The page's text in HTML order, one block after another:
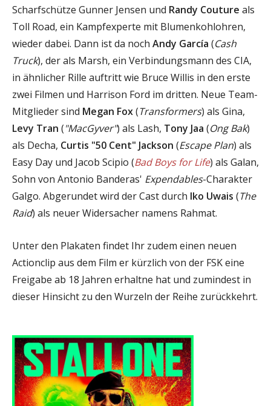
Scharfschütze Gunner Jensen und Randy Couture als
Toll Road, ein Kampfexperte mit Blumenkohlohren,
wieder dabei. Dann ist da noch Andy García (Cash
Truck), der als Marsh, ein Verbindungsmann des CIA,
in ähnlicher Rille auftritt wie Bruce Willis in den erste
zwei Filmen und Harrison Ford im dritten. Neue Team-
Mitglieder sind Megan Fox(Transformers) als Gina,
Levy Tran ("MacGyver") als Lash, Tony Jaa (Ong Bak)
als Decha, Curtis "50 Cent" Jackson (Escape Plan) als
Easy Day und Jacob Scipio (Bad Boys for Life) als Galan,
Sohn von Antonio Banderas' Expendables-Charakter
Galgo. Abgerundet wird der Cast durch Iko Uwais (The
Raid) als neuer Widersacher namens Rahmat.
Unter den Plakaten findet Ihr zudem einen neuen
Actionclip aus dem Film er kürzlich von der FSK eine
Freigabe ab 18 Jahren erhaltne hat und zumindest in
dieser Hinsicht zu den Wurzeln der Reihe zurückkehrt.